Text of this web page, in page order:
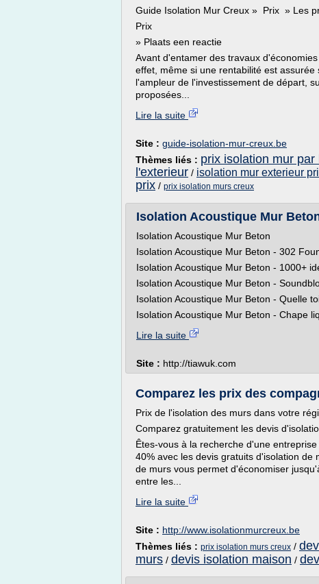
Guide Isolation Mur Creux » Prix » Les
Prix
» Plaats een reactie
Avant d'entamer des travaux
effet, même si une rentabilité est
l'ampleur de l'investissement de départ,
proposées...
Lire la suite
Site : guide-isolation-mur-creux.be
Thèmes liés : prix isolation mur par
l'exterieur / isolation mur exterieur
prix / prix isolation murs creux
Isolation Acoustique Mur
Isolation Acoustique Mur Beton
Isolation Acoustique Mur Beton - 302
Isolation Acoustique Mur Beton - 1000+
Isolation Acoustique Mur Beton -
Isolation Acoustique Mur Beton - Quelle
Isolation Acoustique Mur Beton - Chape
Lire la suite
Site : http://tiawuk.com
Comparez les prix des
Prix de l'isolation des murs dans votre
Comparez gratuitement les devis
Êtes-vous à la recherche d'une
40% avec les devis gratuits d'isolation
de murs vous permet d'économiser
entre les...
Lire la suite
Site : http://www.isolationmurcreux.be
Thèmes liés : prix isolation murs creux /
murs / devis isolation maison /